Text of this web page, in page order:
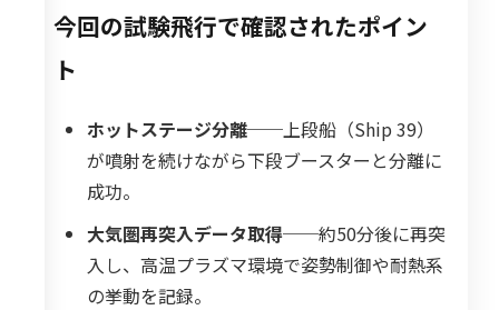
今回の試験飛行で確認されたポイン
ト
ホットステージ分離──上段船（Ship 39）
が噴射を続けながら下段ブースターと分離に
成功。
大気圏再突入データ取得──約50分後に再突
入し、高温プラズマ環境で姿勢制御や耐熱系
の挙動を記録。